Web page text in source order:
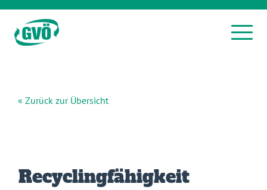
« Zurück zur Übersicht
Recyclingfähigkeit